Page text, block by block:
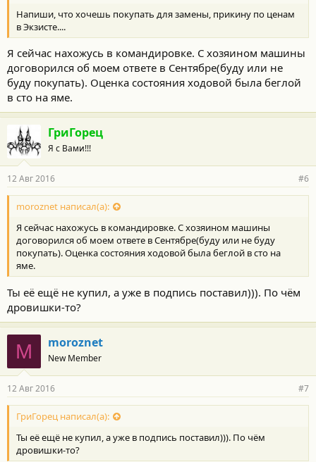
Напиши, что хочешь покупать для замены, прикину по ценам
в Экзисте....
Я сейчас нахожусь в командировке. С хозяином машины
договорился об моем ответе в Сентябре(буду или не
буду покупать). Оценка состояния ходовой была беглой
в сто на яме.
ГриГорец
Я с Вами!!!
12 Авг 2016 #6
moroznet написал(а):
Я сейчас нахожусь в командировке. С хозяином машины
договорился об моем ответе в Сентябре(буду или не буду
покупать). Оценка состояния ходовой была беглой в сто на
яме.
Ты её ещё не купил, а уже в подпись поставил))). По чём
дровишки-то?
M moroznet
New Member
12 Авг 2016 #7
ГриГорец написал(а):
Ты её ещё не купил, а уже в подпись поставил))). По чём
дровишки-то?